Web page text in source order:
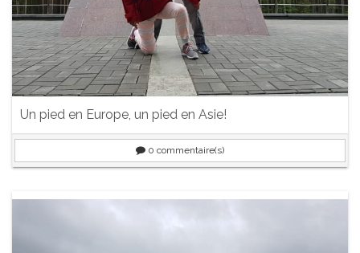
Un pied en Europe, un pied en Asie!
0 commentaire(s)